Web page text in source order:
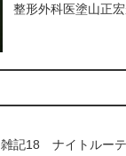
整形外科医塗山正
雑記18 ナイトルー